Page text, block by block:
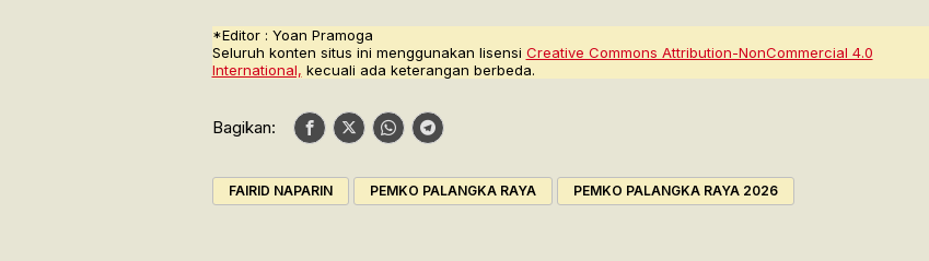
*Editor : Yoan Pramoga
Seluruh konten situs ini menggunakan lisensi Creative Commons Attribution-NonCommercial 4.0
International, kecuali ada keterangan berbeda.
Bagikan:
FAIRID NAPARIN PEMKO PALANGKA RAYA PEMKO PALANGKA RAYA 2026